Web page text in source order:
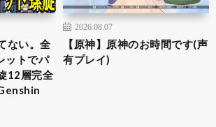
ない。全
ットでパ
12層完全
2026.08.07
【原神】原神のお時間です(声
有プレイ)